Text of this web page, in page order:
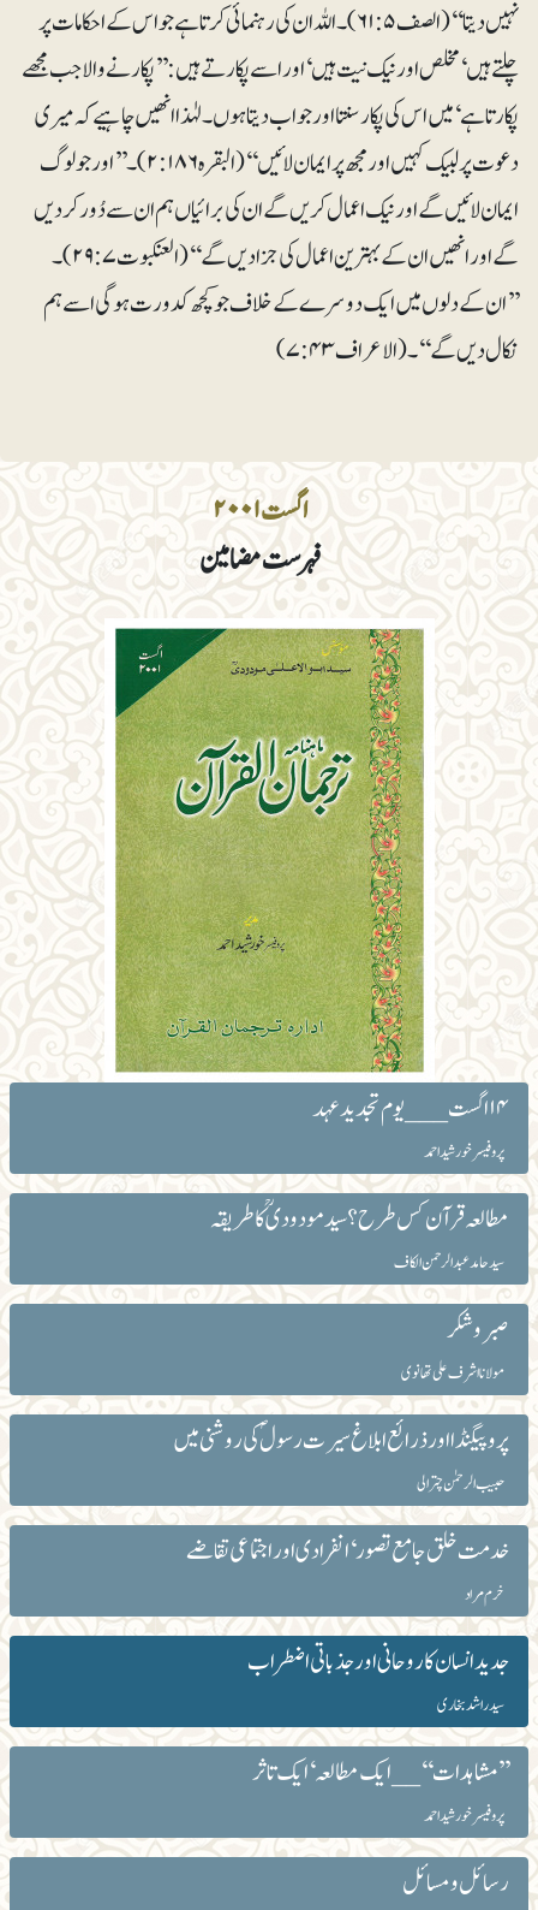
اگست ۲۰۰۱
فہرست مضامین
۱۴ اگست ___ یوم تجدید عہد
پروفیسر خورشید احمد
مطالعہ قرآن کس طرح؟ سید مودودیؒ کاطریقہ
سید حامد عبدالرحمن الکاف
صبر و شکر
مولانا اشرف علی تھانوی
پروپیگنڈا اور ذرائع ابلاغ سیرت رسولؐ کی روشنی میں
حبیب الرحمٰن چترالی
خدمت خلق جامع تصور‘انفرادی اور اجتماعی تقاضے
خرم مراد
جدید انسان کا روحانی اور جذباتی اضطراب
سید راشد بخاری
’’مشاہدات ‘‘ __ ایک مطالعہ‘ایک تاثر
پروفیسر خورشید احمد
رسائل و مسائل
نہیں دیتا‘‘ (الصف ۶۱:۵)۔ اللہ ان کی رہنمائی کرتا ہے جو اس کے احکامات پر
چلتے ہیں‘ مخلص اور نیک نیت ہیں‘ اور اسے پکارتے ہیں:’’پکارنے والا جب مجھے
پکارتا ہے‘ میں اس کی پکار سنتا اور جواب دیتا ہوں۔ لہٰذا انھیں چاہیے کہ میری
دعوت پر لبیک کہیں اور مجھ پر ایمان لائیں‘‘ (البقرہ ۲:۱۸۶)۔ ’’اور جو لوگ
ایمان لائیں گے اور نیک اعمال کریں گے ان کی برائیاں ہم ان سے دُور کر دیں
گے اور انھیں ان کے بہترین اعمال کی جزا دیں گے‘‘ (العنکبوت ۲۹:۷)۔
’’ان کے دلوں میں ایک دوسرے کے خلاف جو کچھ کدورت ہوگی اسے ہم
نکال دیں گے‘‘ ۔(الاعراف ۷:۴۳)